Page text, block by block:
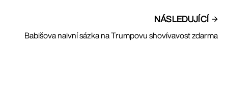
NÁSLEDUJÍCÍ
Babišova naivní sázka na Trumpovu shovívavost zdarma